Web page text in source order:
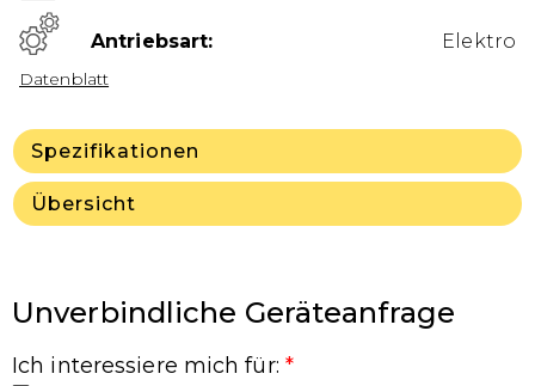
Antriebsart Elektro
Datenblatt
Spezifikationen
Übersicht
Unverbindliche Geräteanfrage
Ich interessiere mich für: *